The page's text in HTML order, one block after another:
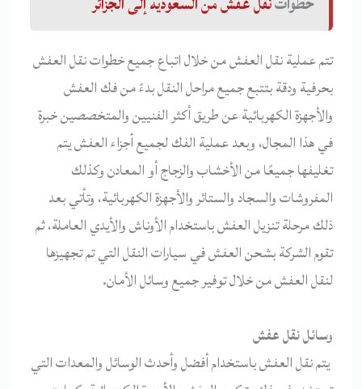
تتم عملية نقل العفش من خلال اتباع جميع خطوات نقل العفش
بحرفية ودقة بتتبع جميع مراحل النقل بدءً من فك العفش
والأجهزة الكهربائية عن طريق أكثر الفنيين والمتخصصين خبرة
في هذا المجال، وبعد عملية الفك لجميع أجزاء العفش يتم
تغليفها جميعًا من الأخشاب والزجاج أو المعادن وكذلك
المفروشات والسجاد والستائر والأجهزة الكهربائية، وتأتي بعد
ذلك مرحلة تنزيل العفش باستخدام الأوناش والأيدي العاملة، ثم
تقوم الشركة بشحن العفش في سيارات النقل التي تم تجهيزها
لنقل العفش من خلال توفير جميع وسائل الأمان.
وسائل نقل عفش
يتم نقل العفش باستخدام أفضل وأحدث الوسائل والمعدات التي